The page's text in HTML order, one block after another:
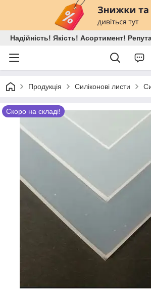
Надійність! Якість! Асортимент!
Продукція Силіконові листи
Скоро на складі!